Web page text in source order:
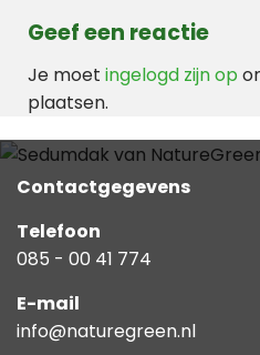
Geef een reactie
Je moet ingelogd zijn op
plaatsen.
Contactgegevens
Telefoon
085 - 00 41 774
E-mail
info@naturegreen.nl